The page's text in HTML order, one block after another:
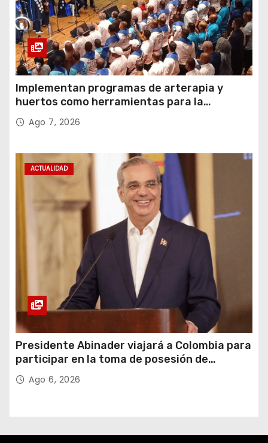
Implementan programas de arterapia y
huertos como herramientas para la
recuperación y la inclusión social
Ago 7, 2026
ACTUALIDAD
Presidente Abinader viajará a Colombia para
participar en la toma de posesión de
Abelardo de la Espriella
Ago 6, 2026